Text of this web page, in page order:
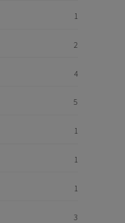
1
2
4
5
1
1
1
3